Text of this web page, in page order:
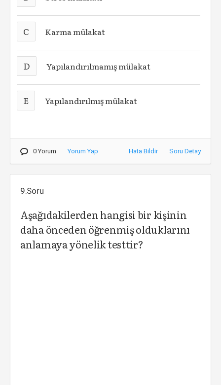
C Karma mülakat
D Yapılandırılmamış mülakat
E Yapılandırılmış mülakat
0 Yorum Yorum Yap Hata Bildir Soru Detay
9.Soru
Aşağıdakilerden hangisi bir kişinin
daha önceden öğrenmiş olduklarını
anlamaya yönelik testtir?